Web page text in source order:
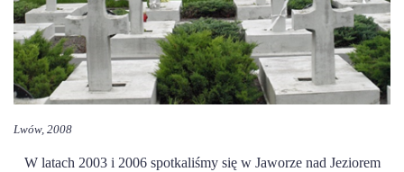
Lwów, 2008
W latach 2003 i 2006 spotkaliśmy się w Jaworze nad Jeziorem